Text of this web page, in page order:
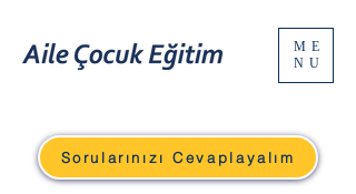
ME
NU
Sorularınızı Cevaplayalım